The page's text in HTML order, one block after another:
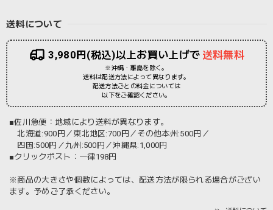
送料について
3,980円(税込)以上お買い上げで 送料無料
※沖縄・離島を除く。
送料は配送方法によって異なります。
配送方法ごとの料金については
以下をご確認ください。
■佐川急便：地域により送料が異なります。
北海道:900円／東北地区:700円／その他本州:500円／
四国:500円／九州:500円／沖縄県:1,000円
■クリックポスト：一律198円
※商品の大きさや個数によっては、配送方法が限られる場合がござい
ます。予めご了承ください。